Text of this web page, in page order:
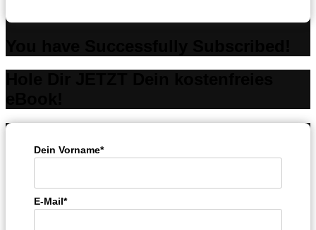
Dein Vorname*
E-Mail*